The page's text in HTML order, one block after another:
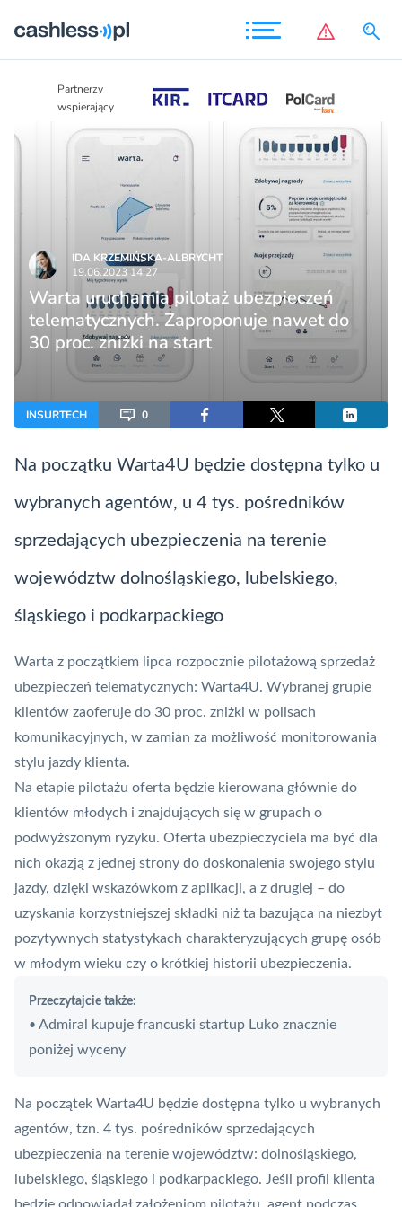
Partnerzy
wspierający
IDA KRZEMIŃSKA-ALBRYCHT
19.06.2023 14:27
Warta uruchamia pilotaż ubezpieczeń
telematycznych. Zaproponuje nawet do
30 proc. zniżki na start
INSURTECH 0
Na początku Warta4U będzie dostępna tylko u
wybranych agentów, u 4 tys. pośredników
sprzedających ubezpieczenia na terenie
województw dolnośląskiego, lubelskiego,
śląskiego i podkarpackiego
Warta z początkiem lipca rozpocznie pilotażową sprzedaż
ubezpieczeń telematycznych: Warta4U. Wybranej grupie
klientów zaoferuje do 30 proc. zniżki w polisach
komunikacyjnych, w zamian za możliwość monitorowania
stylu jazdy klienta.
Na etapie pilotażu oferta będzie kierowana głównie do
klientów młodych i znajdujących się w grupach o
podwyższonym ryzyku. Oferta ubezpieczyciela ma być dla
nich okazją z jednej strony do doskonalenia swojego stylu
jazdy, dzięki wskazówkom z aplikacji, a z drugiej – do
uzyskania korzystniejszej składki niż ta bazująca na niezbyt
pozytywnych statystykach charakteryzujących grupę osób
w młodym wieku czy o krótkiej historii ubezpieczenia.
Przeczytajcie także:
• Admiral kupuje francuski startup Luko znacznie
poniżej wyceny
Na początek Warta4U będzie dostępna tylko u wybranych
agentów, tzn. 4 tys. pośredników sprzedających
ubezpieczenia na terenie województw: dolnośląskiego,
lubelskiego, śląskiego i podkarpackiego. Jeśli profil klienta